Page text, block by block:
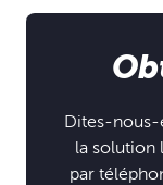
Dites-nous-
la solution
par